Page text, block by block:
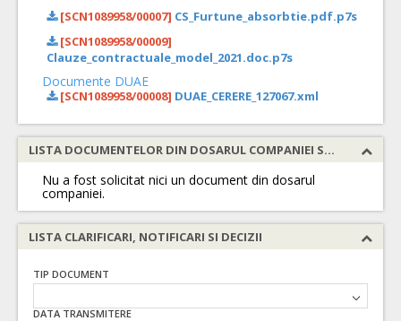
[SCN1089958/00007] CS_Furtune_absorbtie.pdf.p7s
[SCN1089958/00009]
Clauze_contractuale_model_2021.doc.p7s
Documente DUAE
[SCN1089958/00008] DUAE_CERERE_127067.xml
LISTA DOCUMENTELOR DIN DOSARUL COMPANIEI SOLICITATE
Nu a fost solicitat nici un document din dosarul
companiei.
LISTA CLARIFICARI, NOTIFICARI SI DECIZII
TIP DOCUMENT
DATA TRANSMITERE